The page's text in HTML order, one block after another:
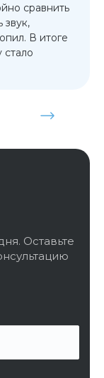
сравнить
звук,
В итоге
стало
Оставьте